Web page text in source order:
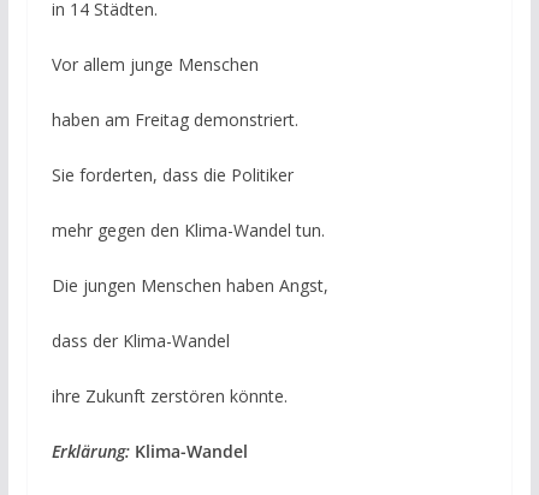
in 14 Städten.
Vor allem junge Menschen
haben am Freitag demonstriert.
Sie forderten, dass die Politiker
mehr gegen den Klima-Wandel tun.
Die jungen Menschen haben Angst,
dass der Klima-Wandel
ihre Zukunft zerstören könnte.
Erklärung: Klima-Wandel